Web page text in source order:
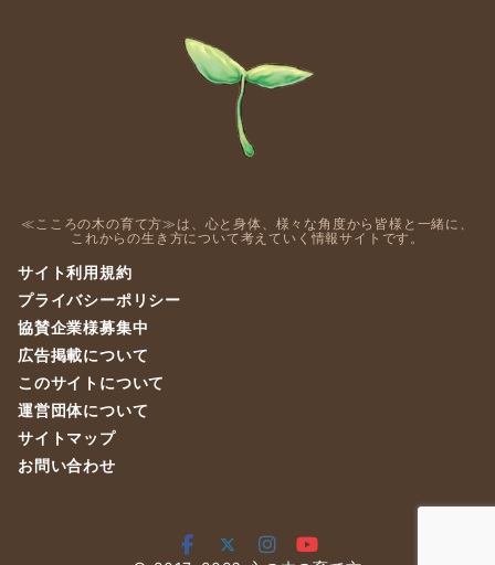
≪こころの木の育て方≫は、心と身体、様々な角度から皆様と一緒に、
これからの生き方について考えていく情報サイトです。
サイト利用規約
プライバシーポリシー
協賛企業様募集中
広告掲載について
このサイトについて
運営団体について
サイトマップ
お問い合わせ